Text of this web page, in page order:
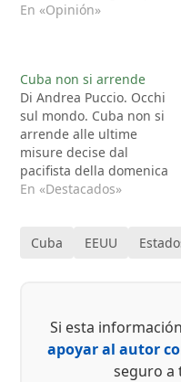
chiari. Diverse le ipotesi
ottenere presto un
accordo per evitare il
blocco petrolifero
all'isola Dopo il
Venezuela, sarà il turno
di…
En «Opinión»
Cuba non si arrende
Di Andrea Puccio. Occhi
sul mondo. Cuba non si
arrende alle ultime
misure decise dal
pacifista della domenica
Donald Trump nei
che hanno lo scopo di
una rivolta popolare che
porti a un…
En «Destacados»
Cuba EEUU
Si esta
apoyar al autor
seguro a